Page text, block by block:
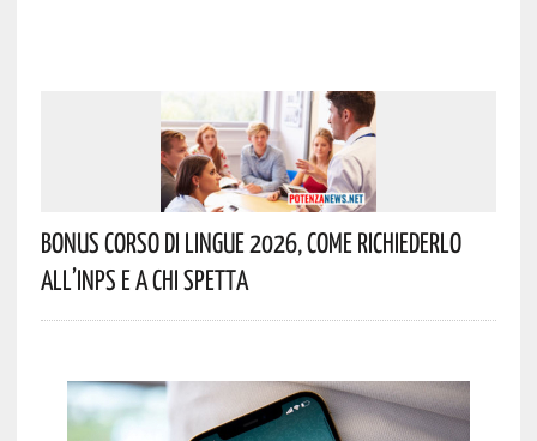
Bonus Corso Di Lingue 2026, Come Richiederlo
All’INPS E A Chi Spetta